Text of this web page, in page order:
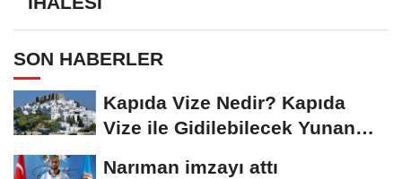
SON HABERLER
Kapıda Vize Nedir? Kapıda
Vize ile Gidilebilecek Yunan
Narıman imzayı attı